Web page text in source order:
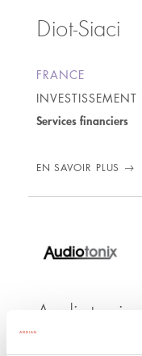
Diot-Siaci
FRANCE
INVESTISSEMENT
Services financiers
EN SAVOIR PLUS
Audiotonix